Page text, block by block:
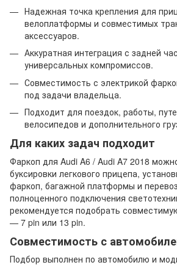
Надежная точка крепления для
велоплатформы и совместимых
аксессуаров.
Аккуратная интеграция с задней
универсальных компромиссов.
Совместимость с электрикой
под задачи владельца.
Подходит для поездок, работы,
велосипедов и дополнительного
Для каких задач подходит
Фаркоп для Audi A6 / Audi A7 2018
буксировки легкового прицепа,
фаркоп, багажной платформы и
полноценного подключения
рекомендуется подобрать
— 7 pin или 13 pin.
Совместимость с
Подбор выполнен по автомобилю и